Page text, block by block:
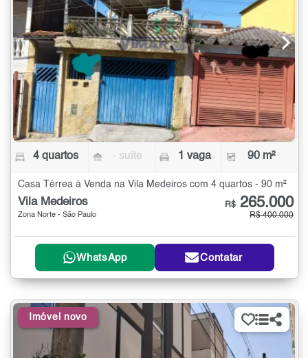
4 quartos - suíte 1 vaga 90 m²
Casa Térrea à Venda na Vila Medeiros com 4 quartos - 90 m²
Vila Medeiros
Zona Norte - São Paulo
R$ 265.000
R$ 400.000
WhatsApp Contatar
Imóvel novo